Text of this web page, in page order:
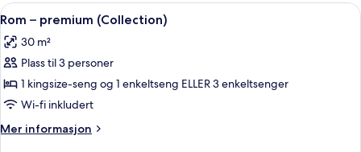
Åpne
alle
bildene
av
Rom
–
premium
(Collection)
Sengetøy av topp kvalitet, minibar,
6
Rom – premium (Collection)
30 m²
Plass til 3 personer
1 kingsize-seng og 1 enkeltseng ELLER 3 enkeltsenger
Wi-fi inkludert
Mer informasjon
Mer